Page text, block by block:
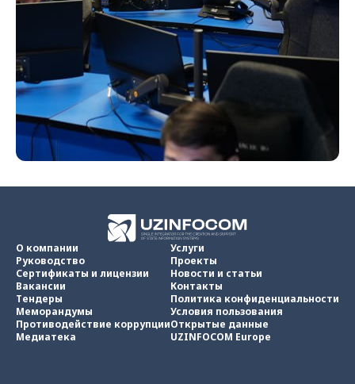
О компании
Руководство
Сертификаты и лицензии
Вакансии
Тендеры
Меморандумы
Противодействие коррупции
Медиатека
Услуги
Проекты
Новости и статьи
Контакты
Политика конфиденциальности
Условия пользования
Открытые данные
UZINFOCOM Europe